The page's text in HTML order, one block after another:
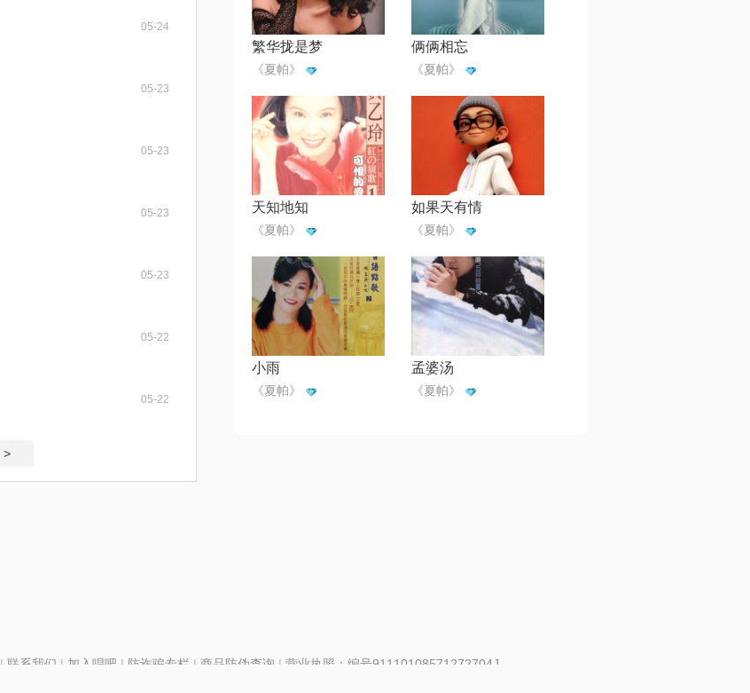
05-24
05-23
05-23
05-23
05-23
05-22
05-22
>
繁华拢是梦
《夏帕》
俩俩相忘
《夏帕》
天知地知
《夏帕》
如果天有情
《夏帕》
小雨
《夏帕》
孟婆汤
《夏帕》
| 联系我们 | 加入唱吧 | 防诈骗专栏 | 商品防伪查询 | 营业执照：编号91110108571272704J